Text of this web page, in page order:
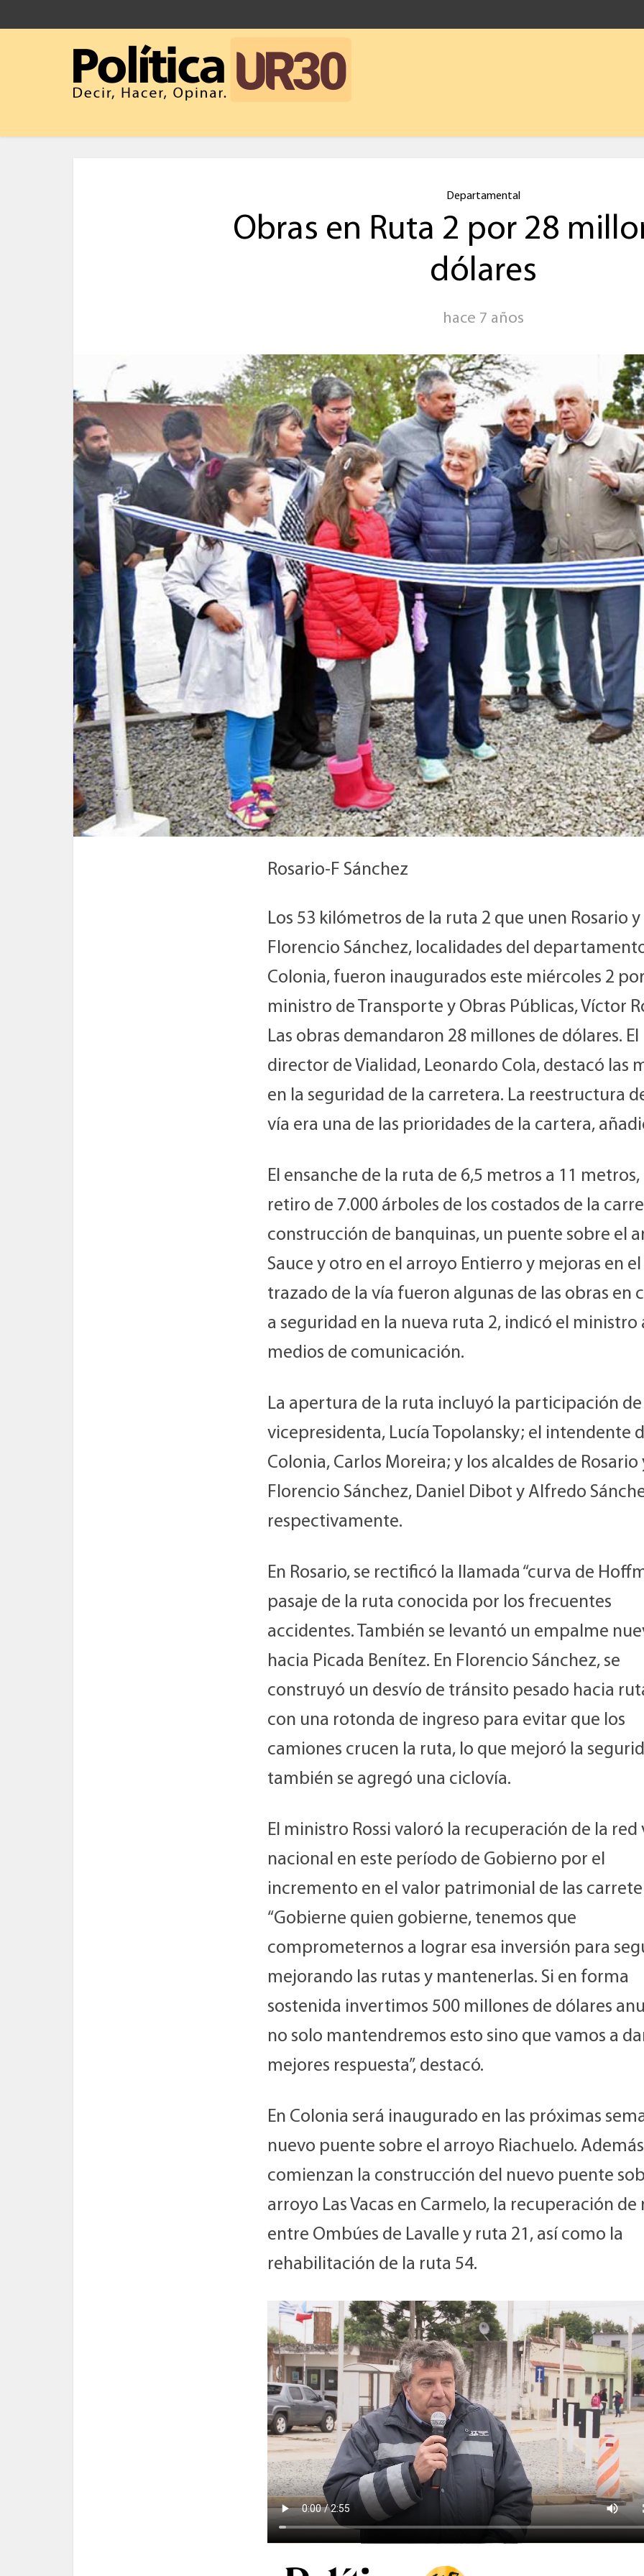
Departamental
Obras en Ruta 2 por 28
dólares
hace 7 años
Rosario-F Sánchez
Los 53 kilómetros de la ruta 2 que unen Rosario y
Florencio Sánchez, localidades del
Colonia, fueron inaugurados este miércoles 2
ministro de Transporte y Obras Públicas, Víctor
Las obras demandaron 28 millones de dólares. El
director de Vialidad, Leonardo Cola, destacó las
en la seguridad de la carretera. La reestructura
vía era una de las prioridades de la cartera,
El ensanche de la ruta de 6,5 metros a 11 metros,
retiro de 7.000 árboles de los costados de la
construcción de banquinas, un puente sobre el
Sauce y otro en el arroyo Entierro y mejoras en el
trazado de la vía fueron algunas de las obras en
a seguridad en la nueva ruta 2, indicó el ministro
medios de comunicación.
La apertura de la ruta incluyó la participación
vicepresidenta, Lucía Topolansky; el intendente
Colonia, Carlos Moreira; y los alcaldes de Rosario
Florencio Sánchez, Daniel Dibot y Alfredo
respectivamente.
En Rosario, se rectificó la llamada “curva de
pasaje de la ruta conocida por los frecuentes
accidentes. También se levantó un empalme
hacia Picada Benítez. En Florencio Sánchez, se
construyó un desvío de tránsito pesado hacia
con una rotonda de ingreso para evitar que los
camiones crucen la ruta, lo que mejoró la
también se agregó una ciclovía.
El ministro Rossi valoró la recuperación de la red
nacional en este período de Gobierno por el
incremento en el valor patrimonial de las
“Gobierne quien gobierne, tenemos que
comprometernos a lograr esa inversión para
mejorando las rutas y mantenerlas. Si en forma
sostenida invertimos 500 millones de dólares
no solo mantendremos esto sino que vamos a
mejores respuesta”, destacó.
En Colonia será inaugurado en las próximas
nuevo puente sobre el arroyo Riachuelo.
comienzan la construcción del nuevo puente
arroyo Las Vacas en Carmelo, la recuperación de
entre Ombúes de Lavalle y ruta 21, así como la
rehabilitación de la ruta 54.